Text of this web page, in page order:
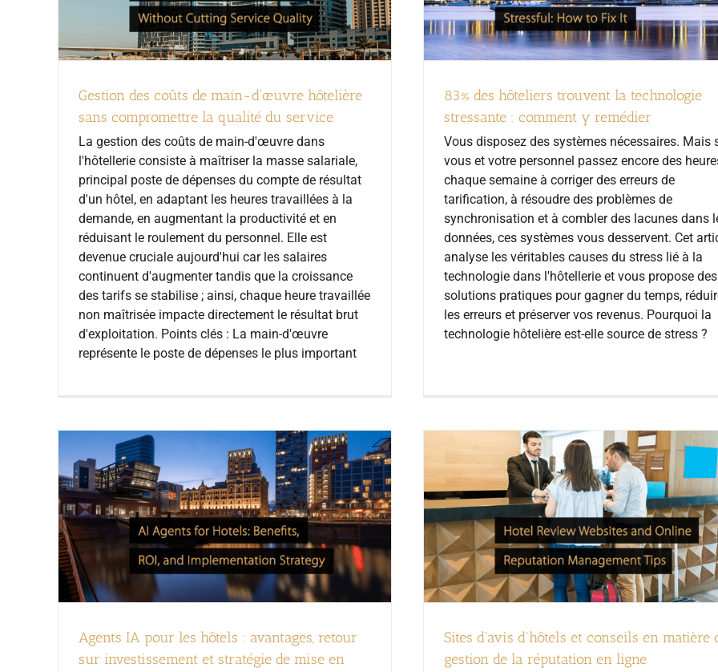
Gestion des coûts de main-d'œuvre hôtelière
sans compromettre la qualité du service
La gestion des coûts de main-d'œuvre dans
l'hôtellerie consiste à maîtriser la masse salariale,
principal poste de dépenses du compte de résultat
d'un hôtel, en adaptant les heures travaillées à la
demande, en augmentant la productivité et en
réduisant le roulement du personnel. Elle est
devenue cruciale aujourd'hui car les salaires
continuent d'augmenter tandis que la croissance
des tarifs se stabilise ; ainsi, chaque heure travaillée
non maîtrisée impacte directement le résultat brut
d'exploitation. Points clés : La main-d'œuvre
représente le poste de dépenses le plus important
83% des hôteliers trouvent la technologie
stressante : comment y remédier
Vous disposez des systèmes nécessaires. Mais
vous et votre personnel passez encore des
chaque semaine à corriger des erreurs de
tarification, à résoudre des problèmes de
synchronisation et à combler des lacunes dans
données, ces systèmes vous desservent. Cet
analyse les véritables causes du stress lié à la
technologie dans l'hôtellerie et vous propose des
solutions pratiques pour gagner du temps,
les erreurs et préserver vos revenus. Pourquoi la
technologie hôtelière est-elle source de stress ?
Agents IA pour les hôtels : avantages, retour
sur investissement et stratégie de mise en
Sites d'avis d'hôtels et conseils en matière
gestion de la réputation en ligne